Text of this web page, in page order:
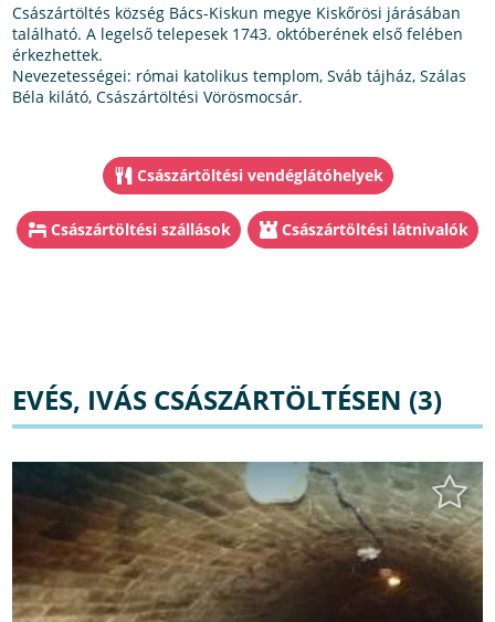
Császártöltés község Bács-Kiskun megye Kiskőrösi járásában
található. A legelső telepesek 1743. októberének első felében
érkezhettek.
Nevezetességei: római katolikus templom, Sváb tájház, Szálas
Béla kilátó, Császártöltési Vörösmocsár.
Császártöltési vendéglátóhelyek
Császártöltési szállások Császártöltési látnivalók
EVÉS, IVÁS CSÁSZÁRTÖLTÉSEN (3)